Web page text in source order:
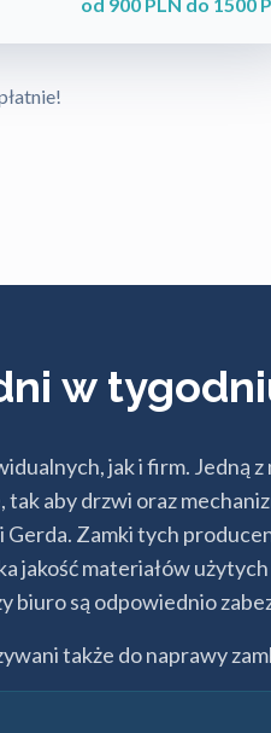
w
jak i firm. Jedną
aby drzwi oraz
Zamki tych
jakość materiałów
biuro są odpowiednio
także do naprawy